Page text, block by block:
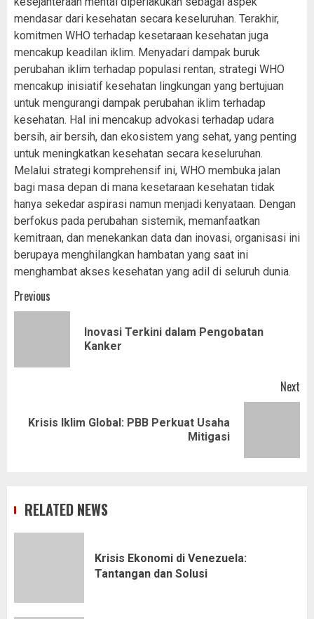
mendasar dari kesehatan secara keseluruhan. Terakhir,
komitmen WHO terhadap kesetaraan kesehatan juga
mencakup keadilan iklim. Menyadari dampak buruk
perubahan iklim terhadap populasi rentan, strategi WHO
mencakup inisiatif kesehatan lingkungan yang bertujuan
untuk mengurangi dampak perubahan iklim terhadap
kesehatan. Hal ini mencakup advokasi terhadap udara
bersih, air bersih, dan ekosistem yang sehat, yang penting
untuk meningkatkan kesehatan secara keseluruhan.
Melalui strategi komprehensif ini, WHO membuka jalan
bagi masa depan di mana kesetaraan kesehatan tidak
hanya sekedar aspirasi namun menjadi kenyataan. Dengan
berfokus pada perubahan sistemik, memanfaatkan
kemitraan, dan menekankan data dan inovasi, organisasi ini
berupaya menghilangkan hambatan yang saat ini
menghambat akses kesehatan yang adil di seluruh dunia.
Post
navigation
Previous
Inovasi Terkini dalam Pengobatan
Kanker
Next
NextKrisis Iklim Global: PBB Perkuat Usaha
Mitigasi
RELATED NEWS
Krisis Ekonomi di Venezuela:
Tantangan dan Solusi